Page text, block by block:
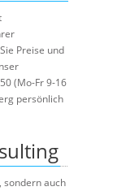
Preise und
(Mo-Fr 9-16
persönlich
, sondern auch